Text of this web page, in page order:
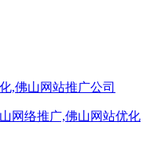
,佛山网站推广公司
网络推广,佛山网站优化